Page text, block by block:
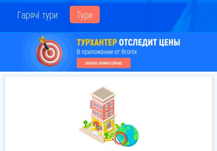
Гарячі тури Тури